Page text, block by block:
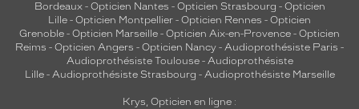
Dimensions
Bordeaux- Opticien Nantes - Opticien Strasbourg - Opticien
Lille - Opticien Montpellier - Opticien Rennes - Opticien
Grenoble - Opticien Marseille - Opticien Aix-en-Provence - Opticien
Reims - Opticien Angers - Opticien Nancy - Audioprothésiste Paris -
Audioprothésiste Toulouse- Audioprothésiste
Lille- Audioprothésiste Strasbourg - Audioprothésiste Marseille
Krys, Opticien en ligne :